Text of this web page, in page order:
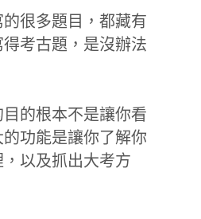
很多題目，都藏有
考古題，是沒辦法
的根本不是讓你看
功能是讓你了解你
以及抓出大考方